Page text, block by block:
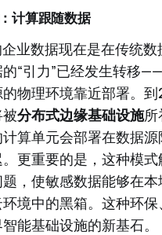
计算跟随数据
业数据现在是在传统数
“引力”已经发生转移
物理环境靠近部署。
分布式边缘基础设施所
算单元会部署在数据
更重要的是，这种模
，使敏感数据能够在
境中的黑箱。这种环
能基础设施的新基石。